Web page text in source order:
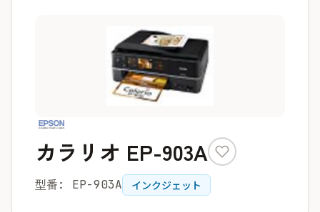
カラリオ EP-903A
型番: EP-903A インクジェット